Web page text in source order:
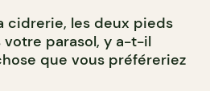
cidrerie, les deux pieds
votre parasol, y a-t-il
que vous préféreriez